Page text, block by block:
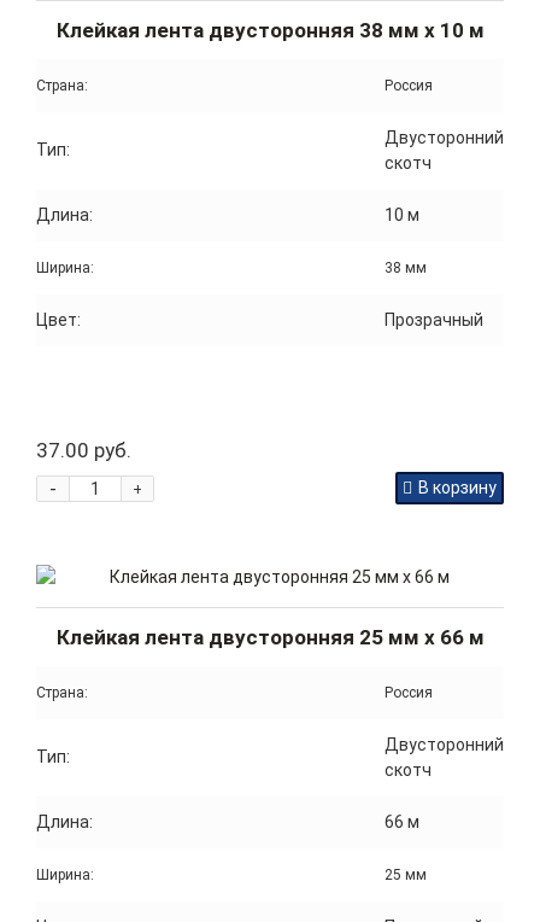
Клейкая лента двусторонняя 38 мм x 10 м
Страна: Россия
Тип:
Двусторонний
скотч
Длина: 10 м
Ширина: 38 мм
Цвет: Прозрачный
37.00 руб.
+
- В корзину
Клейкая лента двусторонняя 25 мм x 66 м
Страна: Россия
Тип:
Двусторонний
скотч
Длина: 66 м
Ширина: 25 мм